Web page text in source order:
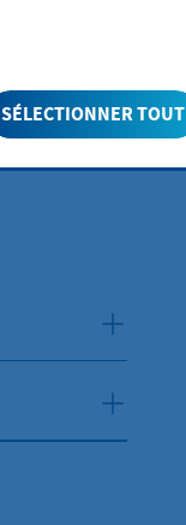
SÉLECTIONNER TOUT